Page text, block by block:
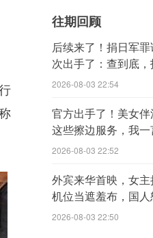
往期回顾
后续来了！捐日军
次出手了：查到底，
2026-08-03 22:54
官方出手了！美女
这些擦边服务，我一
2026-08-03 22:52
外宾来华首映，女
机位当遮羞布，国人
2026-08-03 22:50